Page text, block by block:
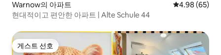
Warnow의 아파트 평점 4.98점(5
4.98 (65)
현대적이고 편안한 아파트 | Alte Schule 44
게스트 선호
게스트 선호